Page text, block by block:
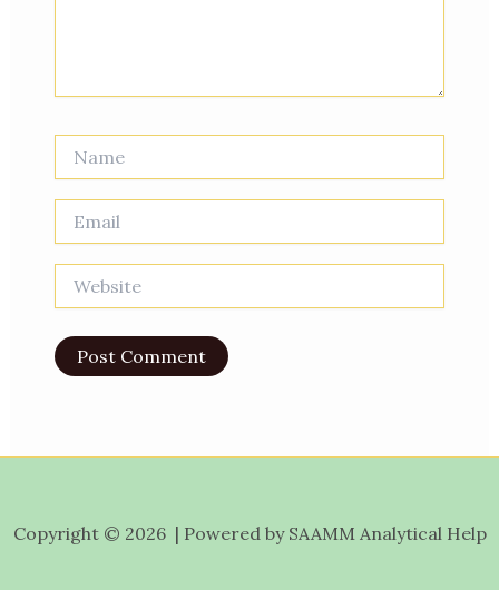
Copyright © 2026 | Powered by SAAMM Analytical Help